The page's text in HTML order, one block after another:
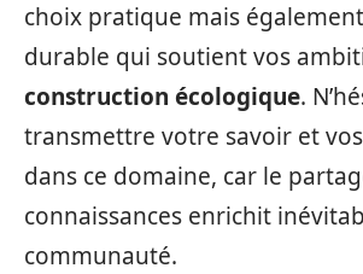
choix pratique mais
durable qui soutient vos
construction écologique.
transmettre votre savoir et
dans ce domaine, car le
connaissances enrichit
communauté.